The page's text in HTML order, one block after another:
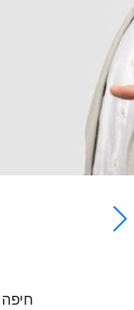
More Properties - חיפה